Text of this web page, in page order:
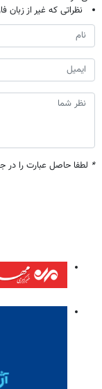
نظراتی که غیر از زبان
* لطفا حاصل عبارت را در